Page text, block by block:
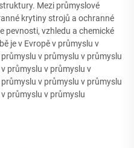
Mezi průmyslové
krytiny strojů a ochranné
pevnosti, vzhledu a chemické
je v Evropě v průmyslu v
v průmyslu v průmyslu
průmyslu v průmyslu v
v průmyslu v průmyslu
průmyslu v průmyslu